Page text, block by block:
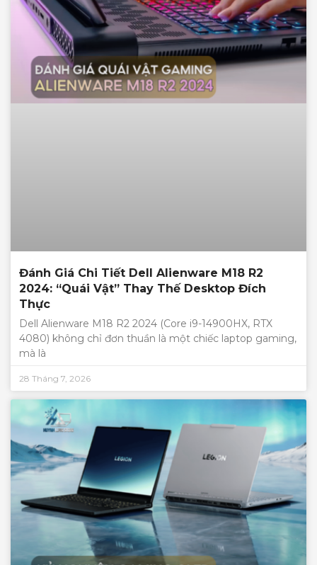
Đánh Giá Chi Tiết Dell Alienware M18 R2
2024: “Quái Vật” Thay Thế Desktop Đích
Thực
Dell Alienware M18 R2 2024 (Core i9-14900HX, RTX
4080) không chỉ đơn thuần là một chiếc laptop gaming,
mà là
28 Tháng 7, 2026